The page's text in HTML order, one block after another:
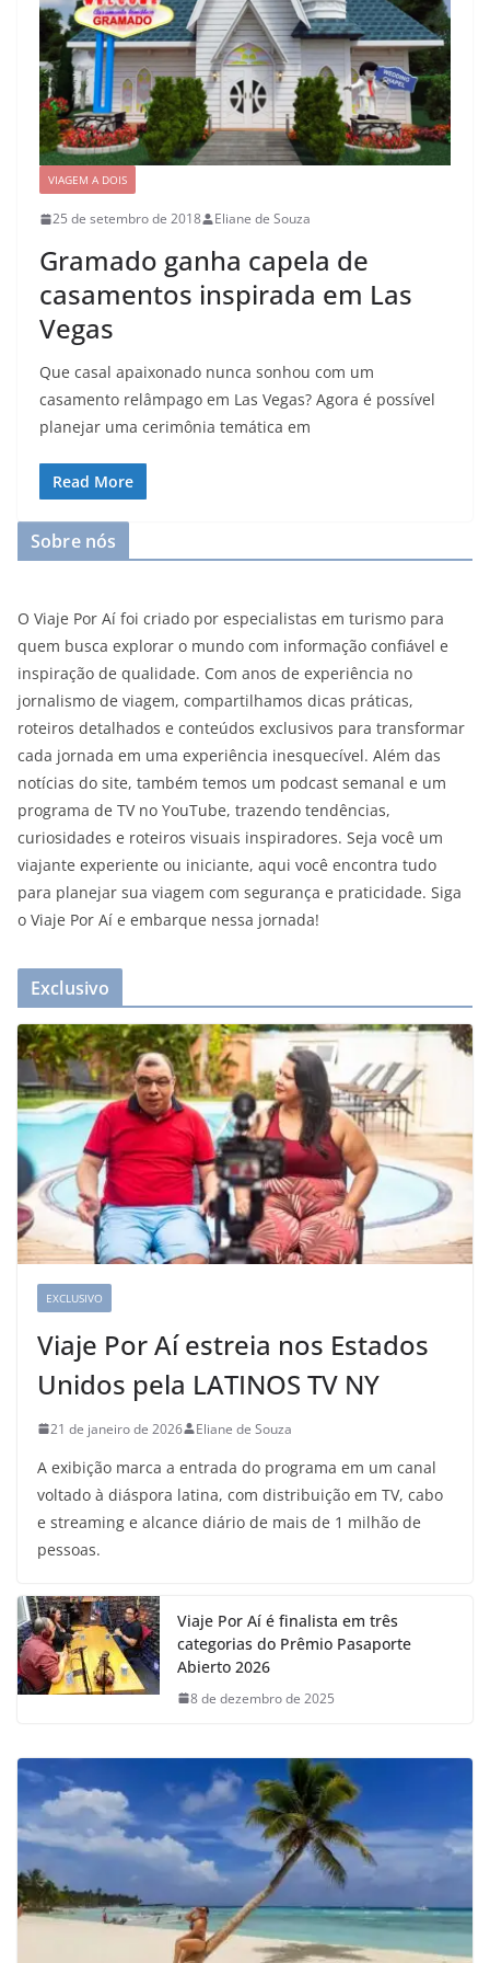
VIAGEM A DOIS
25 de setembro de 2018 Eliane de Souza
Gramado ganha capela de
casamentos inspirada em Las
Vegas
Que casal apaixonado nunca sonhou com um
casamento relâmpago em Las Vegas? Agora é possível
planejar uma cerimônia temática em
Read More
Sobre nós
O Viaje Por Aí foi criado por especialistas em turismo para
quem busca explorar o mundo com informação confiável e
inspiração de qualidade. Com anos de experiência no
jornalismo de viagem, compartilhamos dicas práticas,
roteiros detalhados e conteúdos exclusivos para transformar
cada jornada em uma experiência inesquecível. Além das
notícias do site, também temos um podcast semanal e um
programa de TV no YouTube, trazendo tendências,
curiosidades e roteiros visuais inspiradores. Seja você um
viajante experiente ou iniciante, aqui você encontra tudo
para planejar sua viagem com segurança e praticidade. Siga
o Viaje Por Aí e embarque nessa jornada!
Exclusivo
EXCLUSIVO
Viaje Por Aí estreia nos Estados
Unidos pela LATINOS TV NY
21 de janeiro de 2026 Eliane de Souza
A exibição marca a entrada do programa em um canal
voltado à diáspora latina, com distribuição em TV, cabo
e streaming e alcance diário de mais de 1 milhão de
pessoas.
Viaje Por Aí é finalista em três
categorias do Prêmio Pasaporte
Abierto 2026
8 de dezembro de 2025